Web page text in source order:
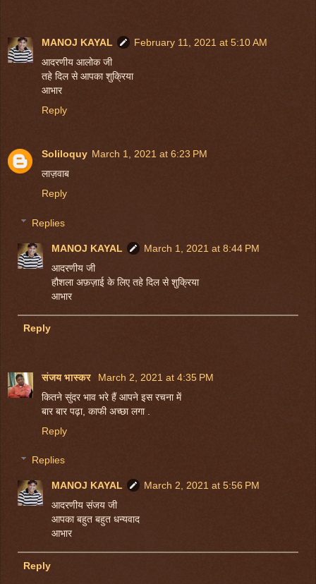
MANOJ KAYAL
February 11, 2021 at 5:10 AM
आदरणीय आलोक जी
तहे दिल से आपका शुक्रिया
आभार
Reply
Soliloquy March 1, 2021 at 6:23 PM
लाज़वाब
Reply
Replies
MANOJ KAYAL
March 1, 2021 at 8:44 PM
आदरणीय जी
हौशला अफ़ज़ाई के लिए तहे दिल से शुक्रिया
आभार
Reply
संजय भास्‍कर
March 2, 2021 at 4:35 PM
कितने सुंदर भाव भरे हैं आपने इस रचना में
बार बार पढ़ा, काफी अच्छा लगा .
Reply
Replies
MANOJ KAYAL
March 2, 2021 at 5:56 PM
आदरणीय संजय जी
आपका बहुत बहुत धन्यवाद
आभार
Reply